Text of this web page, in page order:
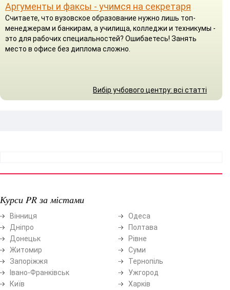
Аргументы и факсы - учимся на секретаря
Считаете, что вузовское образование нужно лишь топ-
менеджерам и банкирам, а училища, колледжи и техникумы -
это для рабочих специальностей? Ошибаетесь! Занять
место в офисе без диплома сложно.
Вибір учбового центру: всі статті
Курси PR за містами
Вінниця
Дніпро
Донецьк
Житомир
Запоріжжя
Івано-Франківськ
Київ
Одеса
Полтава
Рівне
Суми
Тернопіль
Ужгород
Харків